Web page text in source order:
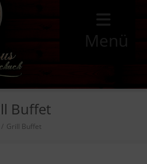
Menü
Buffet
Grill Buffet